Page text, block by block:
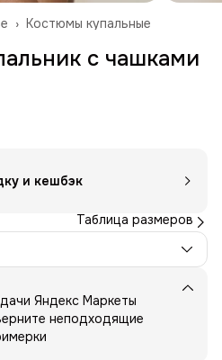
Костюмы купальные
›
с чашками
и кешбэк
Таблица размеров
Яндекс Маркеты
неподходящие